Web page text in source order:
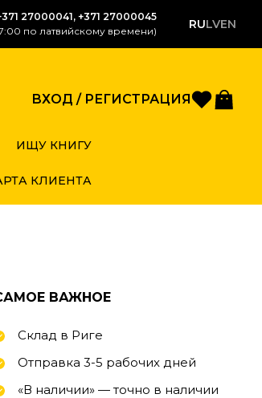
27000041, +371 27000045
по латвийскому времени)
RULVEN
ВХОД / РЕГИСТРАЦИЯ
ИЩУ КНИГУ
КЛИЕНТА
ВАЖНОЕ
Склад в Риге
Отправка 3-5 рабочих дней
«В наличии» — точно в наличии